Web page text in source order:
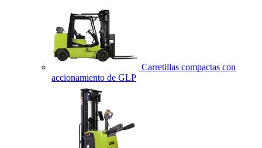
Carretillas compactas con
accionamiento de GLP